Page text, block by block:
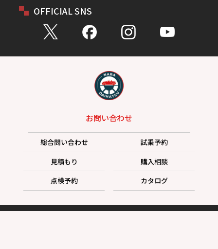
OFFICIAL SNS
お問い合わせ
総合問い合わせ
試乗予約
見積もり
購入相談
点検予約
カタログ